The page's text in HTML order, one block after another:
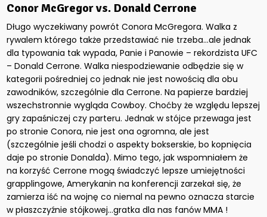
Conor McGregor vs. Donald Cerrone
Długo wyczekiwany powrót Conora McGregora. Walka z
rywalem którego także przedstawiać nie trzeba…ale jednak
dla typowania tak wypada, Panie i Panowie – rekordzista UFC
– Donald Cerrone. Walka niespodziewanie odbędzie się w
kategorii pośredniej co jednak nie jest nowością dla obu
zawodników, szczególnie dla Cerrone. Na papierze bardziej
wszechstronnie wygląda Cowboy. Choćby że względu lepszej
gry zapaśniczej czy parteru. Jednak w stójce przewaga jest
po stronie Conora, nie jest ona ogromna, ale jest
(szczególnie jeśli chodzi o aspekty bokserskie, bo kopnięcia
daje po stronie Donalda). Mimo tego, jak wspomniałem że
na korzyść Cerrone mogą świadczyć lepsze umiejętności
grapplingowe, Amerykanin na konferencji zarzekał się, że
zamierza iść na wojnę co niemal na pewno oznacza starcie
w płaszczyźnie stójkowej…gratka dla nas fanów MMA !